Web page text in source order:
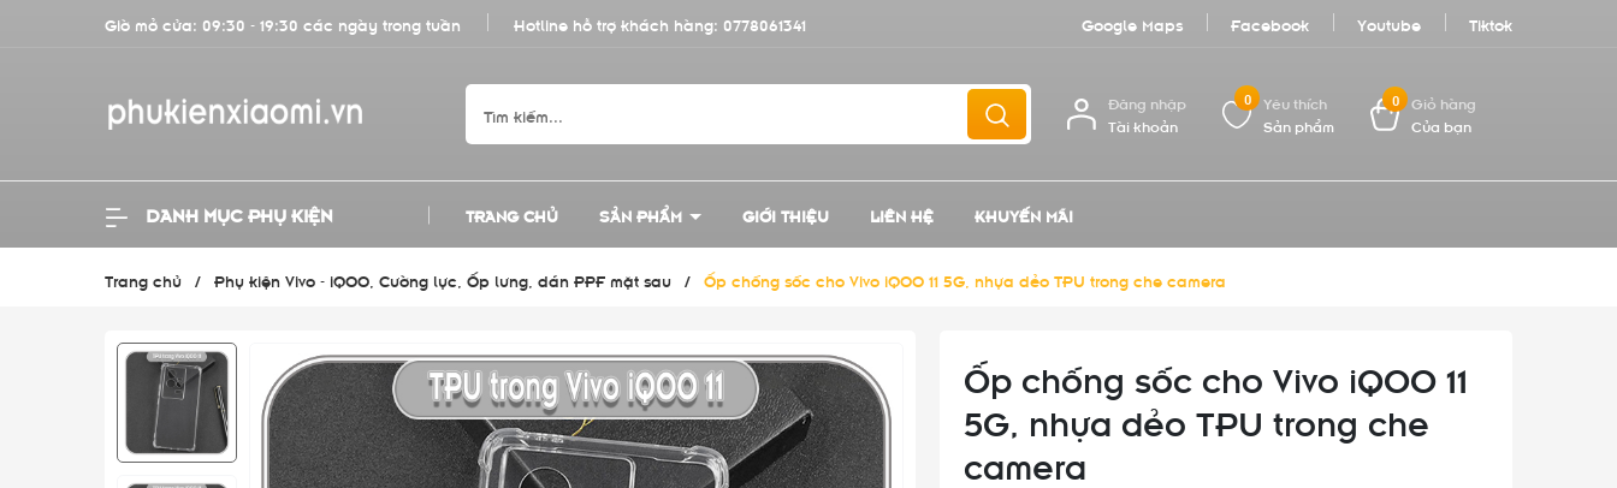
Giờ mở cửa: 09:30 - 19:30 các ngày trong tuần Hotline hỗ trợ khách hàng: 0778061341 Google Maps Facebook Youtube Tiktok
Đăng nhập
Tài khoản
0
Yêu thích
Sản phẩm
0
Giỏ hàng
Của bạn
DANH MỤC PHỤ KIỆN TRANG CHỦ SẢN PHẨM GIỚI THIỆU LIÊN HỆ KHUYẾN MÃI
Trang chủ / Phụ kiện Vivo - iQOO, Cường lực, Ốp lưng, dán PPF mặt sau / Ốp chống sốc cho Vivo iQOO 11 5G, nhựa dẻo TPU trong che camera
Ốp chống sốc cho Vivo iQOO 11
5G, nhựa dẻo TPU trong che
camera